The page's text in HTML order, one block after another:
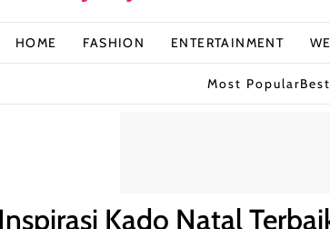
HOME FASHION ENTERTAINMENT
Most Popular
Kado Natal